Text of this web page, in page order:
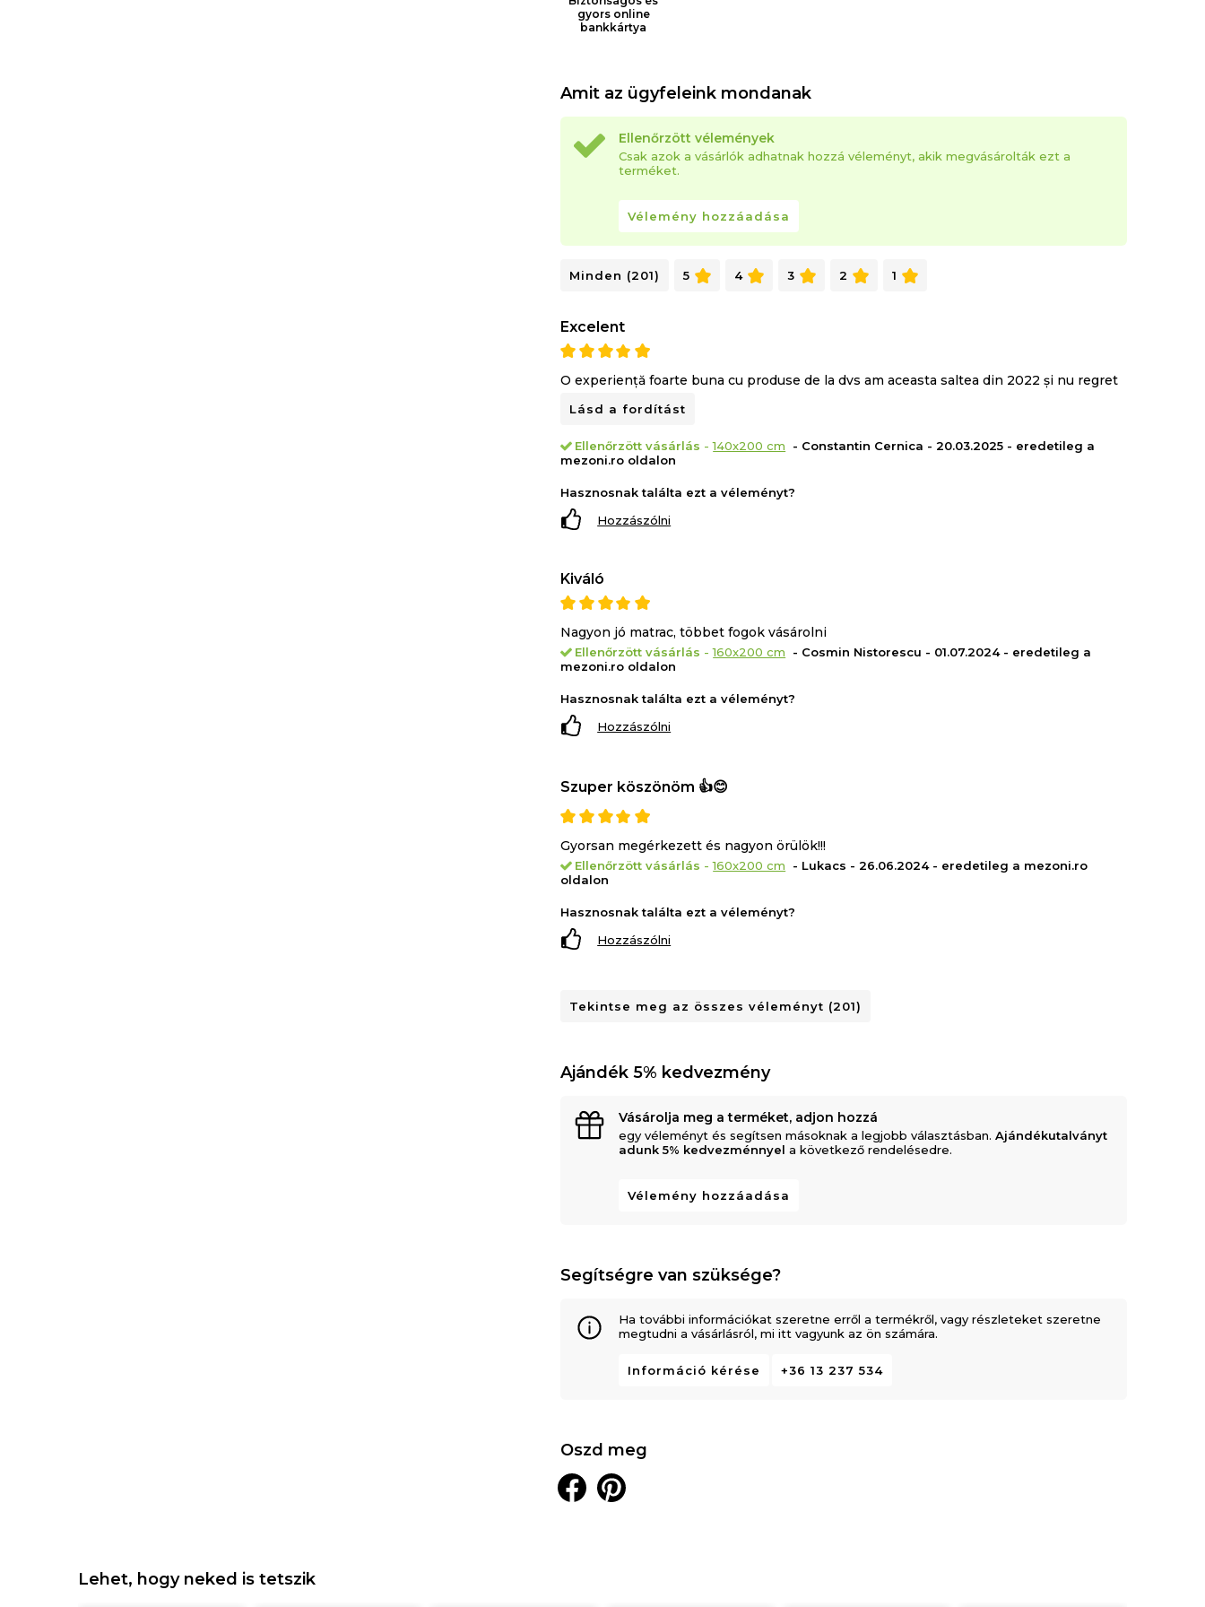
A 3 csúcsminőségĹ± HD hab elnyeli a mozgásból keletkező rezgéseket, így
mozgásával egyik partner sem zavarja a másikat alvás közben.
Szellőzés
A huzat oldalán található3D Free Air®hálónak köszönhetően kiválóan szellőzik, ezáltal az
alvási környezet friss, száraz és poratkáktól mentes marad.
Kettős kényelem
A matrac mindkét oldalán használható, azzal az észrevétellel, hogy amennyiben
közvetlenül a tartóréteget használja alvófelületként, az keményebb, ellenállóbb
megtámasztást nyújt, mint a
ortopédiai alátámasztás
antibakteriális
minőség
minden alvási pozícióhoz ajánlott: oldalt, háton és hason fekvéshez egyaránt
Maximális terhelhetőség/személy: 100 kg
A matrac hengerelt vákuumcsomagolású.
Szerkezete:
Green Therm Memory
gyors online
bankkártya
Amit az ügyfeleink mondanak
Ellenőrzött vélemények
Csak azok a vásárlók adhatnak hozzá véleményt, akik megvásárolták ezt a
terméket.
Vélemény hozzáadása
Minden (201) 5 4 3 2 1
Excelent
O experiență foarte buna cu produse de la dvs am aceasta saltea din 2022 și nu regret
Lásd a fordítást
Ellenőrzött vásárlás -140x200 cm
- Constantin Cernica - 20.03.2025 - eredetileg a
mezoni.ro oldalon
Hasznosnak találta ezt a véleményt?
Hozzászólni
Kiváló
Nagyon jó matrac, többet fogok vásárolni
Ellenőrzött vásárlás -160x200 cm
- Cosmin Nistorescu - 01.07.2024 - eredetileg a
mezoni.ro oldalon
Hasznosnak találta ezt a véleményt?
Hozzászólni
Szuper köszönöm 👍😊
Gyorsan megérkezett és nagyon örülök!!!
Ellenőrzött vásárlás -160x200 cm
- Lukacs - 26.06.2024 - eredetileg a mezoni.ro
oldalon
Hasznosnak találta ezt a véleményt?
Hozzászólni
Tekintse meg az összes véleményt (201)
Ajándék 5% kedvezmény
Vásárolja meg a terméket, adjon hozzá
egy véleményt és segítsen másoknak a legjobb választásban.Ajándékutalványt
adunk 5% kedvezménnyel a következő rendelésedre.
Vélemény hozzáadása
Segítségre van szüksége?
Ha további információkat szeretne erről a termékről, vagy részleteket szeretne
megtudni a vásárlásról, mi itt vagyunk az ön számára.
Információ kérése +36 13 237 534
Oszd meg
Lehet, hogy neked is tetszik